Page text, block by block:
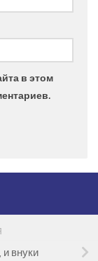
в этом
внуки